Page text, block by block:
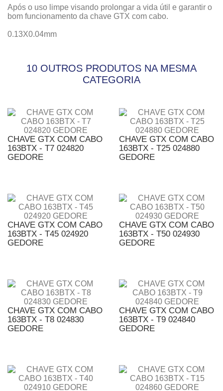
Após o uso limpe visando prolongar a vida útil e garantir o
bom funcionamento da chave GTX com cabo.
0.13X0.04mm
10 OUTROS PRODUTOS NA MESMA
CATEGORIA
CHAVE GTX COM CABO
163BTX - T7 024820
GEDORE
CHAVE GTX COM CABO
163BTX - T25 024880
GEDORE
CHAVE GTX COM CABO
163BTX - T45 024920
GEDORE
CHAVE GTX COM CABO
163BTX - T50 024930
GEDORE
CHAVE GTX COM CABO
163BTX - T8 024830
GEDORE
CHAVE GTX COM CABO
163BTX - T9 024840
GEDORE